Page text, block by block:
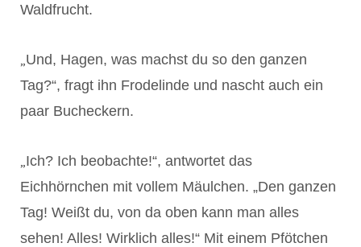
Waldfrucht.
Und, Hagen, was machst du so den ganzen
Tag?“, fragt ihn Frodelinde und nascht auch ein
paar Bucheckern.
Ich? Ich beobachte!“, antwortet das
Eichhörnchen mit vollem Mäulchen. „Den ganzen
Tag! Weißt du, von da oben kann man alles
sehen! Alles! Wirklich alles!“ Mit einem Pfötchen